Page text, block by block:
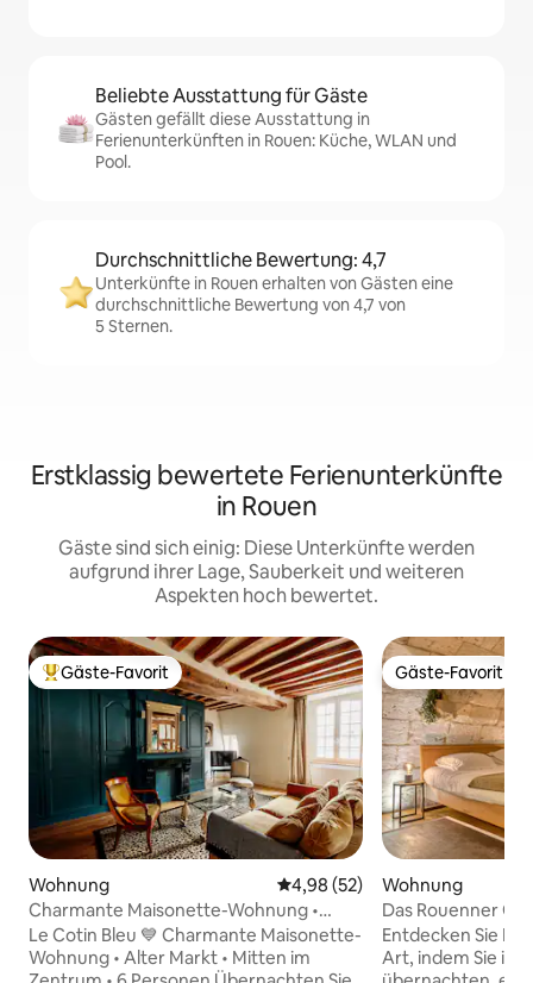
Beliebte Ausstattung für Gäste
Gästen gefällt diese Ausstattung in
Ferienunterkünften in Rouen: Küche, WLAN und
Pool.
Durchschnittliche Bewertung: 4,7
Unterkünfte in Rouen erhalten von Gästen eine
durchschnittliche Bewertung von 4,7 von
5 Sternen.
Erstklassig bewertete Ferienunterkünfte
in Rouen
Gäste sind sich einig: Diese Unterkünfte werden
aufgrund ihrer Lage, Sauberkeit und weiteren
Aspekten hoch bewertet.
Beliebter Gäste-Favorit.
Gäste-Favorit
Wohnung Durchschnittliche Bewertung:
4,98 (52)
Charmante Maisonette-Wohnung •
Historisches Zentrum • Fußgängerzone
Le Cotin Bleu 💙 Charmante Maisonette-
Wohnung • Alter Markt • Mitten im
Gäste-Favorit
Gäste-Favorit
Wohnung
Das Rouenner
Entdecken Sie
Art, indem Sie in